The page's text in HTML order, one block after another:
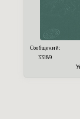
Сообщений:
33189